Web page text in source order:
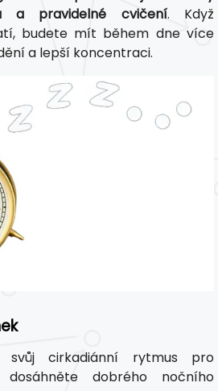
a pravidelné cvičení. Když
budete mít během dne více
a lepší koncentraci.
svůj cirkadiánní rytmus pro
dobrého nočního